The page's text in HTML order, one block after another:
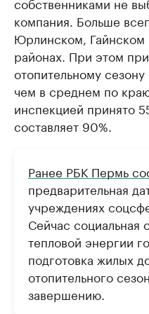
компания. Больше
Юрлинском,
районах. При этом
отопительному
чем в среднем по
инспекцией принято
составляет 90%.
Ранее РБК Пермь
предварительная
учреждениях
Сейчас социальная
тепловой энергии
подготовка жилых
отопительного
завершению.